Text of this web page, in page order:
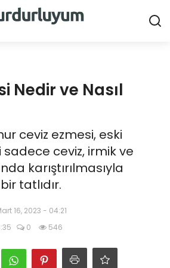
Nedir ve Nasıl
ceviz ezmesi, eski
ceviz, irmik ve
karıştırılmasıyla
tatlıdır.
16, 2023 - 04:21
0 546